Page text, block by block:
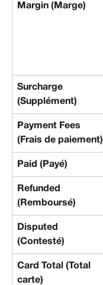
Margin (Marge)
Surcharge
(Supplément)
Payment Fees
(Frais de paiement)
Paid (Payé)
Refunded
(Remboursé)
Disputed
(Contesté)
Card Total (Total
carte)